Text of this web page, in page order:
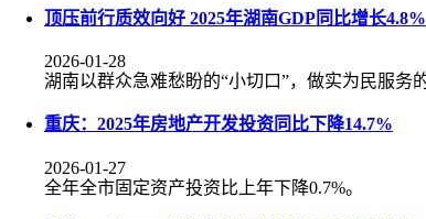
顶压前行质效向好 2025年湖南GDP同比增长4.8%
2026-01-28
湖南以群众急难愁盼的“小切口”，做实为民服务的
重庆：2025年房地产开发投资同比下降14.7%
2026-01-27
全年全市固定资产投资比上年下降0.7%。